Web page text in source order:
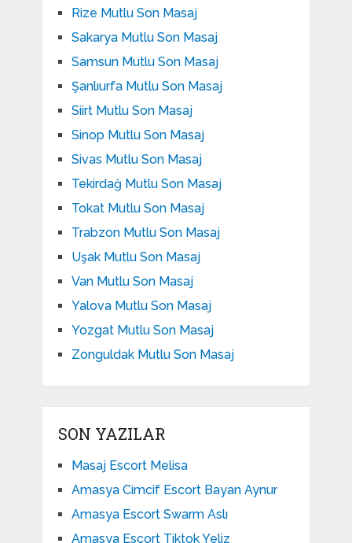
Rize Mutlu Son Masaj
Sakarya Mutlu Son Masaj
Samsun Mutlu Son Masaj
Şanlıurfa Mutlu Son Masaj
Siirt Mutlu Son Masaj
Sinop Mutlu Son Masaj
Sivas Mutlu Son Masaj
Tekirdağ Mutlu Son Masaj
Tokat Mutlu Son Masaj
Trabzon Mutlu Son Masaj
Uşak Mutlu Son Masaj
Van Mutlu Son Masaj
Yalova Mutlu Son Masaj
Yozgat Mutlu Son Masaj
Zonguldak Mutlu Son Masaj
SON YAZILAR
Masaj Escort Melisa
Amasya Cimcif Escort Bayan Aynur
Amasya Escort Swarm Aslı
Amasya Escort Tiktok Yeliz